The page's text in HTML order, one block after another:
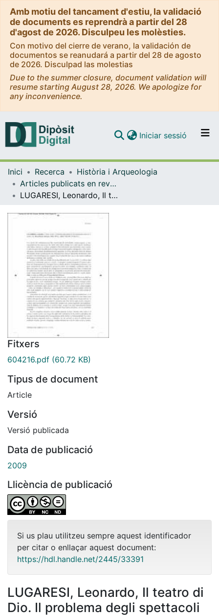
Amb motiu del tancament d'estiu, la validació
de documents es reprendrà a partir del 28
d'agost de 2026. Disculpeu les molèsties.
Con motivo del cierre de verano, la validación de
documentos se reanudará a partir del 28 de agosto
de 2026. Disculpad las molestias
Due to the summer closure, document validation will
resume starting August 28, 2026. We apologize for
any inconvenience.
Navega per tot el DD
Com publicar
Contacte
Iniciar sessió (current)
Inici Recerca
Història i Arqueologia
Articles publicats en revistes (Història i Arqueologia)
LUGARESI, Leonardo, Il teatro di Dio. Il problema degli spettacoli nel cristianesimo antico (II-IV secolo), ed. Morcelliana, Brescia, 2008, 895 p., ISBN: 978-88-372-2257-4
Fitxers
604216.pdf (60.72 KB)
Tipus de document
Article
Versió
Versió publicada
Data de publicació
2009
Llicència de publicació
Si us plau utilitzeu sempre aquest identificador
per citar o enllaçar aquest document:
https://hdl.handle.net/2445/33391
LUGARESI, Leonardo, Il teatro di
Dio. Il problema degli spettacoli